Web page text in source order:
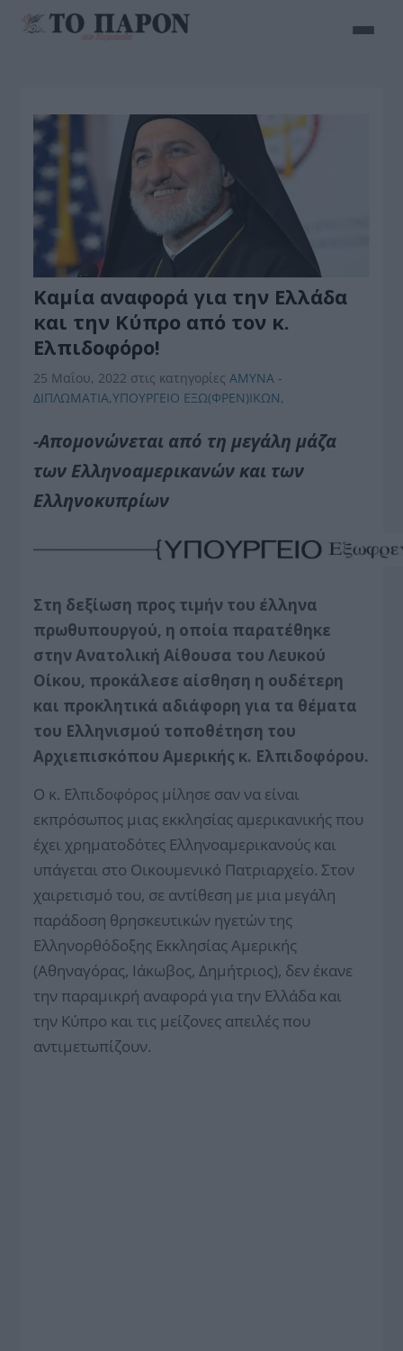
Καμία αναφορά για την Ελλάδα
και την Κύπρο από τον κ.
Ελπιδοφόρο!
25 Μαΐου, 2022 στις κατηγορίεςΑΜΥΝΑ -
ΔΙΠΛΩΜΑΤΙΑ,ΥΠΟΥΡΓΕΙΟ ΕΞΩ(ΦΡΕΝ)ΙΚΩΝ,
-Απομονώνεται από τη μεγάλη μάζα
των Ελληνοαμερικανών και των
Ελληνοκυπρίων
Στη δεξίωση προς τιμήν του έλληνα
πρωθυπουργού, η οποία παρατέθηκε
στην Ανατολική Αίθουσα του Λευκού
Οίκου, προκάλεσε αίσθηση η ουδέτερη
και προκλητικά αδιάφορη για τα θέματα
του Ελληνισμού τοποθέτηση του
Αρχιεπισκόπου Αμερικής κ. Ελπιδοφόρου.
Ο κ. Ελπιδοφόρος μίλησε σαν να είναι
εκπρόσωπος μιας εκκλησίας αμερικανικής που
έχει χρηματοδότες Ελληνοαμερικανούς και
υπάγεται στο Οικουμενικό Πατριαρχείο. Στον
χαιρετισμό του, σε αντίθεση με μια μεγάλη
παράδοση θρησκευτικών ηγετών της
Ελληνορθόδοξης Εκκλησίας Αμερικής
(Αθηναγόρας, Ιάκωβος, Δημήτριος), δεν έκανε
την παραμικρή αναφορά για την Ελλάδα και
την Κύπρο και τις μείζονες απειλές που
αντιμετωπίζουν.